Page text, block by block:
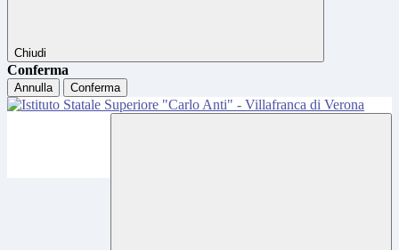
Chiudi
Conferma
Annulla Conferma